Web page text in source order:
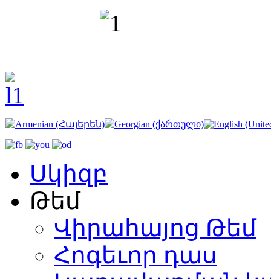
Սկիզբ
Թեմ
Վիրահայոց Թեմ
Հոգեւոր դաս